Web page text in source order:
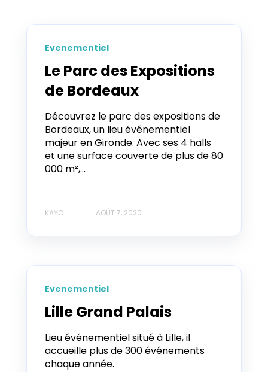
Evenementiel
Le Parc des Expositions
de Bordeaux
Découvrez le parc des expositions de
Bordeaux, un lieu événementiel
majeur en Gironde. Avec ses 4 halls
et une surface couverte de plus de 80
000 m²,...
KAYO AOÛT 7, 2020
Evenementiel
Lille Grand Palais
Lieu événementiel situé à Lille, il
accueille plus de 300 événements
chaque année.